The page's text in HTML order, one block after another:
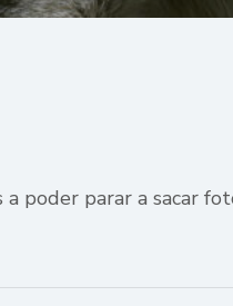
poder parar a sacar